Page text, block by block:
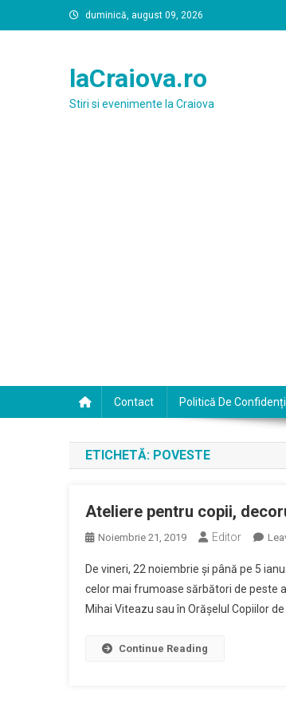
to
duminică, august 09, 2026
laCraiova.ro
Stiri si evenimente la Craiova
Contact Politică De
ETICHETĂ: POVESTE
Ateliere pentru copii,
Noiembrie 21, 2019 Editor
De vineri, 22 noiembrie și până pe 5
celor mai frumoase sărbători de peste
Mihai Viteazu sau în Orășelul Copiilor
Continue Reading